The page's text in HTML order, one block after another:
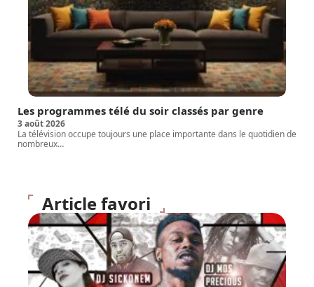
Les programmes télé du soir classés par genre
3 août 2026
La télévision occupe toujours une place importante dans le quotidien de
nombreux…
Article favori